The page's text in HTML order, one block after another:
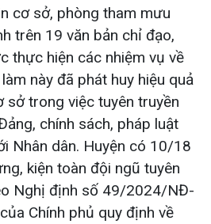
cơ sở, phòng tham mưu
trên 19 văn bản chỉ đạo,
thực hiện các nhiệm vụ về
này đã phát huy hiệu quả
sở trong việc tuyên truyền
chính sách, pháp luật
Nhân dân. Huyện có 10/18
kiện toàn đội ngũ tuyên
Nghị định số 49/2024/NĐ-
Chính phủ quy định về